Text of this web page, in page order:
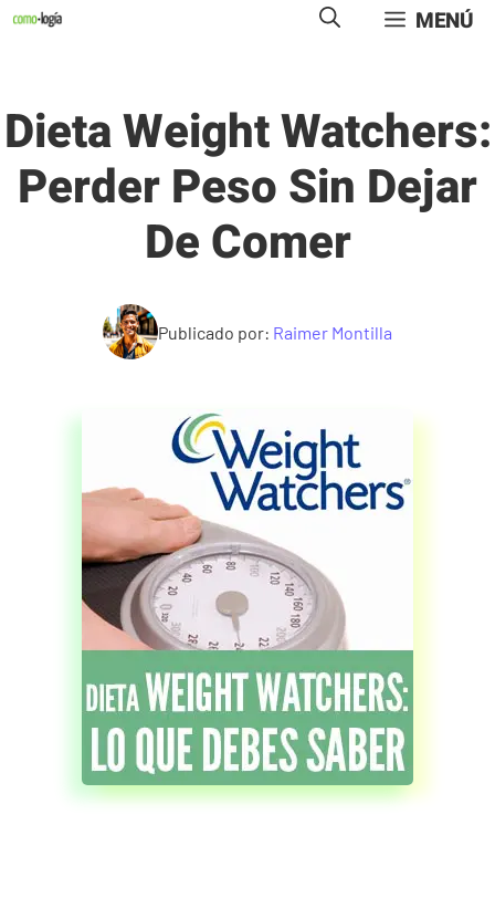
Saltar
MENÚ
Dieta Weight Watchers:
Perder Peso Sin Dejar
De Comer
Publicado por: Raimer Montilla